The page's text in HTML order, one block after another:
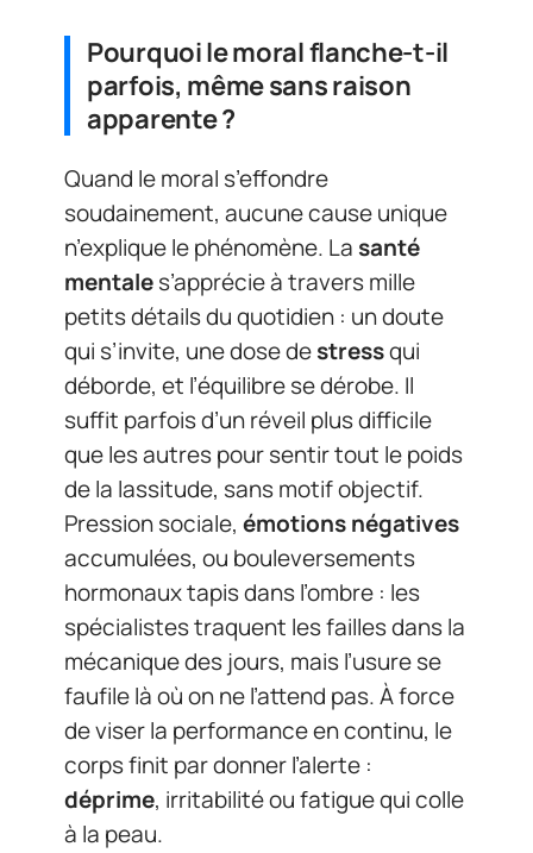
Pourquoi le moral flanche-t-il
parfois, même sans raison
apparente ?
Quand le moral s’effondre
soudainement, aucune cause unique
n’explique le phénomène. La santé
mentales’apprécie à travers mille
petits détails du quotidien : un doute
qui s’invite, une dose destressqui
déborde, et l’équilibre se dérobe. Il
suffit parfois d’un réveil plus difficile
que les autres pour sentir tout le poids
de la lassitude, sans motif objectif.
Pression sociale, émotions négatives
accumulées, ou bouleversements
hormonaux tapis dans l’ombre : les
spécialistes traquent les failles dans la
mécanique des jours, mais l’usure se
faufile là où on ne l’attend pas. À force
de viser la performance en continu, le
corps finit par donner l’alerte :
déprime, irritabilité ou fatigue qui colle
à la peau.